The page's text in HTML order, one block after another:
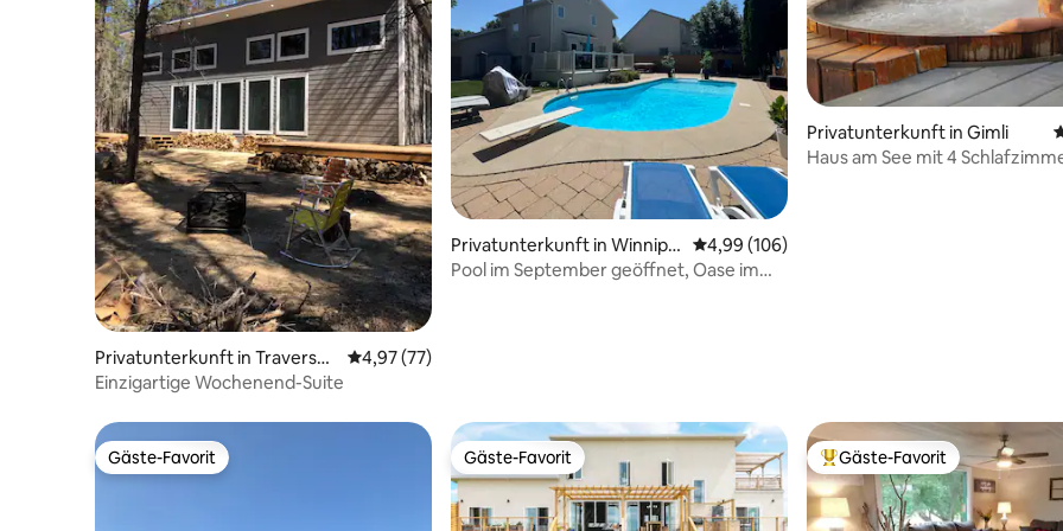
Privatunterkunft in Traverse
Bay
Durchschnittliche Bewertung: 4,97 von 5, 77 Bewertungen
4,97 (77)
Einzigartige Wochenend-Suite
Privatunterkunft in Winnipe
g
Durchschnittliche Bewertung: 4,99 von 5,
4,99 (106)
Pool im September geöffnet, Oase im
Privatunterkunft in Gimli
Haus am See mit 4
Gäste-Favorit
Gäste-Favorit Gäste-Favorit
Gäste-Favorit Beliebter Gäste-Favorit.
Gäste-Favorit